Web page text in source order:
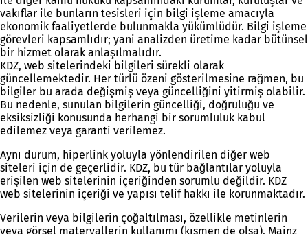
vakıflar ile bunların tesisleri için bilgi işleme amacıyla
ekonomik faaliyetlerde bulunmakla yükümlüdür. Bilgi işleme
görevleri kapsamlıdır; yani analizden üretime kadar bütünsel
bir hizmet olarak anlaşılmalıdır.
KDZ, web sitelerindeki bilgileri sürekli olarak
güncellemektedir. Her türlü özeni gösterilmesine rağmen, bu
bilgiler bu arada değişmiş veya güncelliğini yitirmiş olabilir.
Bu nedenle, sunulan bilgilerin güncelliği, doğruluğu ve
eksiksizliği konusunda herhangi bir sorumluluk kabul
edilemez veya garanti verilemez.
Aynı durum, hiperlink yoluyla yönlendirilen diğer web
siteleri için de geçerlidir. KDZ, bu tür bağlantılar yoluyla
erişilen web sitelerinin içeriğinden sorumlu değildir. KDZ
web sitelerinin içeriği ve yapısı telif hakkı ile korunmaktadır.
Verilerin veya bilgilerin çoğaltılması, özellikle metinlerin
veya görsel materyallerin kullanımı (kısmen de olsa), Mainz